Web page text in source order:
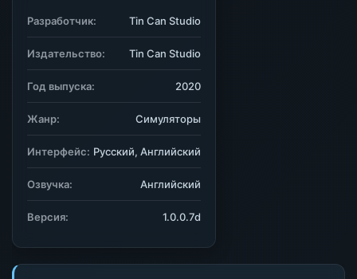
Разработчик: Tin Can Studio
Издательство: Tin Can Studio
Год выпуска: 2020
Жанр: Симуляторы
Интерфейс: Русский, Английский
Озвучка: Английский
Версия: 1.0.0.7d